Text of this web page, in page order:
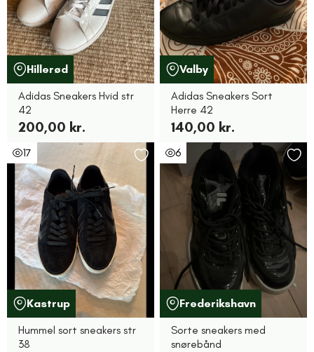
Hillerød
Adidas Sneakers Hvid str
42
200,00 kr.
Valby
Adidas Sneakers Sort
Herre 42
140,00 kr.
17
Kastrup
Hummel sort sneakers str
38
6
Frederikshavn
Sorte sneakers med
snørebånd